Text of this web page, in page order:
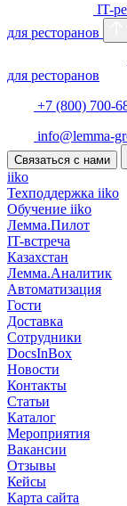
IT-
для ресторанов
для ресторанов
+7 (800) 700-
info@lemma-
Связаться с нами
iiko
Техподдержка iiko
Обучение iiko
Лемма.Пилот
IT-встреча
Казахстан
Лемма.Аналитик
Автоматизация
Гости
Доставка
Сотрудники
DocsInBox
Новости
Контакты
Статьи
Каталог
Мероприятия
Вакансии
Отзывы
Кейсы
Карта сайта